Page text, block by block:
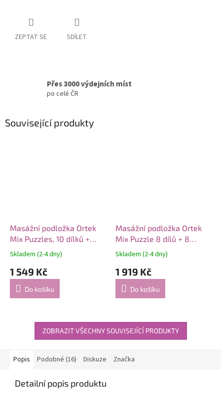
ZEPTAT SE SDÍLET
Přes 3000 výdejních míst
po celé ČR
Související produkty
Masážní podložka Ortek
Mix Puzzles, 10 dílků +
vzory zdarma
Skladem (2-4 dny)
1 549 Kč
Do košíku
Masážní podložka Ortek
Mix Puzzle 8 dílů + 8
sektorů PASTEL
Skladem (2-4 dny)
1 919 Kč
Do košíku
ZOBRAZIT VŠECHNY SOUVISEJÍCÍ PRODUKTY
Popis Podobné (16) Diskuze Značka
Detailní popis produktu